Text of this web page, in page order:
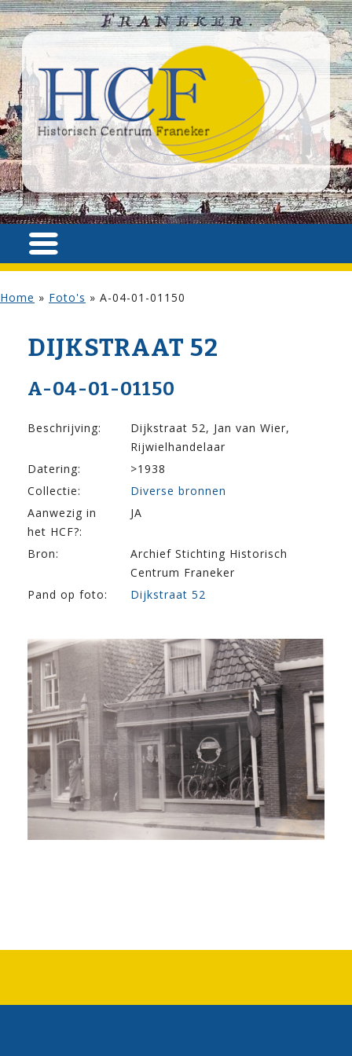
Home » Foto's » A-04-01-01150
DIJK­STRAAT 52
A-04-01-01150
Beschrijving:
Dijkstraat 52, Jan van Wier,
Rijwielhandelaar
Datering:
>1938
Collectie:
Diverse bronnen
Aanwezig in
het HCF?:
JA
Bron:
Archief Stichting Historisch
Centrum Franeker
Pand op foto:
Dijkstraat 52